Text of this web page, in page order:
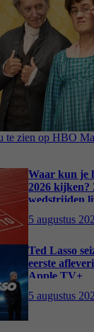
te zien op HBO
Waar kun je
2026 kijken?
wedstrijden
5 augustus
Ted Lasso
eerste
Apple TV+
5 augustus